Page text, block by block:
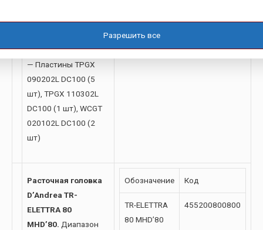
B3.11, B3.16, B3.22
SFTP32, SFTP50
— Пластины TPGX
090202L DC100 (5
шт), TPGX 110302L
DC100 (1 шт), WCGT
020102L DC100 (2
шт)
Расточная головка
D’Andrea TR-
ELETTRA 80
MHD’80. Диапазон
Обозначение Код
TR-ELETTRA
80 MHD’80
455200800800
Разрешить все